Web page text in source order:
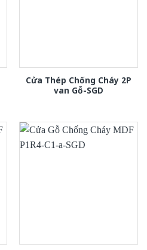
Cửa Thép Chống Cháy 2P
van Gỗ-SGD